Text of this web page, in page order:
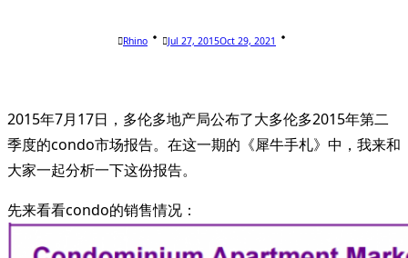
Rhino Jul 27, 2015Oct 29, 2021
2015年7月17日，多伦多地产局公布了大多伦多2015年第二
季度的condo市场报告。在这一期的《犀牛手札》中，我来和
大家一起分析一下这份报告。
先来看看condo的销售情况：